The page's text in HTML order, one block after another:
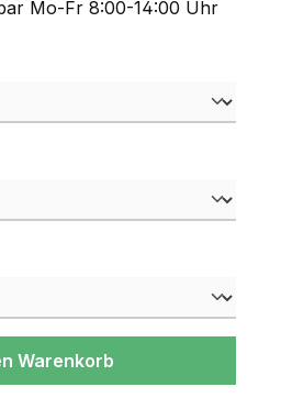
Mo-Fr 8:00-14:00 Uhr
ein oder benutze die Schaltflächen
Warenkorb